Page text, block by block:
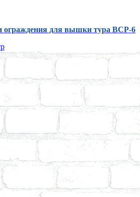
ограждения для вышки тура ВСР-6